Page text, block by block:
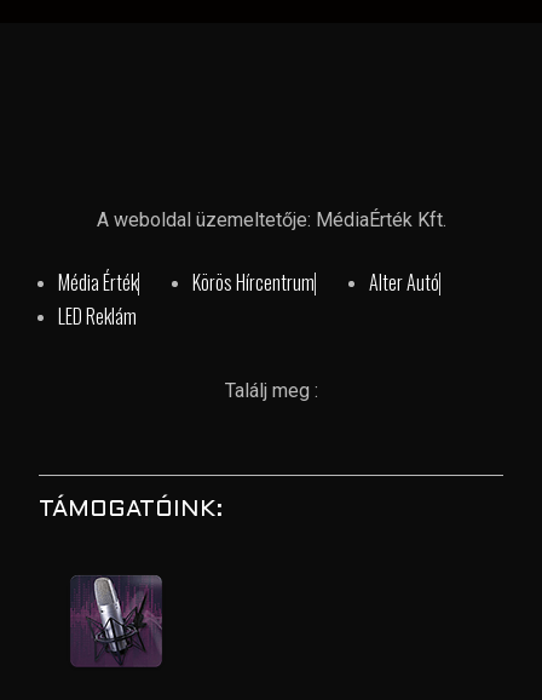
A weboldal üzemeltetője: MédiaÉrték Kft.
Média Érték Körös Hírcentrum
Alter Autó
LED Reklám
Találj meg :
TÁMOGATÓINK: